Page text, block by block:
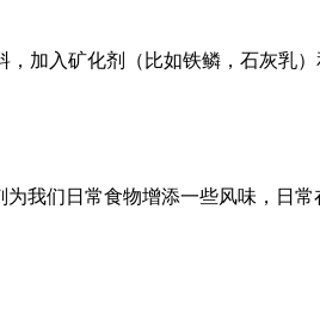
，加入矿化剂（比如铁鳞，石灰乳
我们日常食物增添一些风味，日